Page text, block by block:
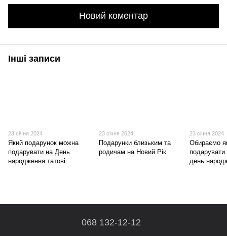
Новий коментар
Інші записи
23 січня 2024
Який подарунок можна
подарувати на День
народження татові
23 січня 2024
Подарунки близьким та
родичам на Новий Рік
23 січня 2024
Обираємо
подарувати
день
068 132-12-12